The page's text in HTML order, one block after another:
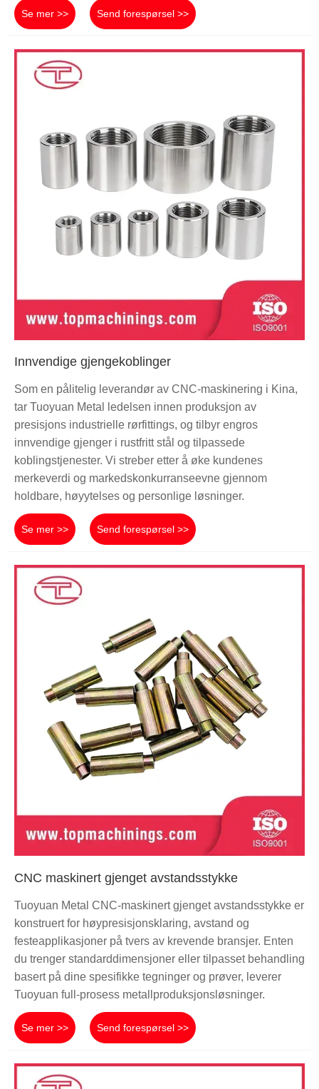
Se mer >> Send forespørsel >>
Innvendige gjengekoblinger
Som en pålitelig leverandør av CNC-maskinering i Kina,
tar Tuoyuan Metal ledelsen innen produksjon av
presisjons industrielle rørfittings, og tilbyr engros
innvendige gjenger i rustfritt stål og tilpassede
koblingstjenester. Vi streber etter å øke kundenes
merkeverdi og markedskonkurranseevne gjennom
holdbare, høyytelses og personlige løsninger.
Se mer >> Send forespørsel >>
CNC maskinert gjenget avstandsstykke
Tuoyuan Metal CNC-maskinert gjenget avstandsstykke er
konstruert for høypresisjonsklaring, avstand og
festeapplikasjoner på tvers av krevende bransjer. Enten
du trenger standarddimensjoner eller tilpasset behandling
basert på dine spesifikke tegninger og prøver, leverer
Tuoyuan full-prosess metallproduksjonsløsninger.
Se mer >> Send forespørsel >>